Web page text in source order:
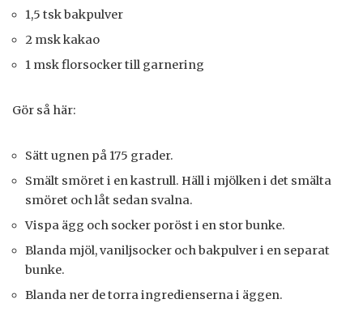
1,5 tsk bakpulver
2 msk kakao
1 msk florsocker till garnering
Gör så här:
Sätt ugnen på 175 grader.
Smält smöret i en kastrull. Häll i mjölken i det smälta
smöret och låt sedan svalna.
Vispa ägg och socker poröst i en stor bunke.
Blanda mjöl, vaniljsocker och bakpulver i en separat
bunke.
Blanda ner de torra ingredienserna i äggen.